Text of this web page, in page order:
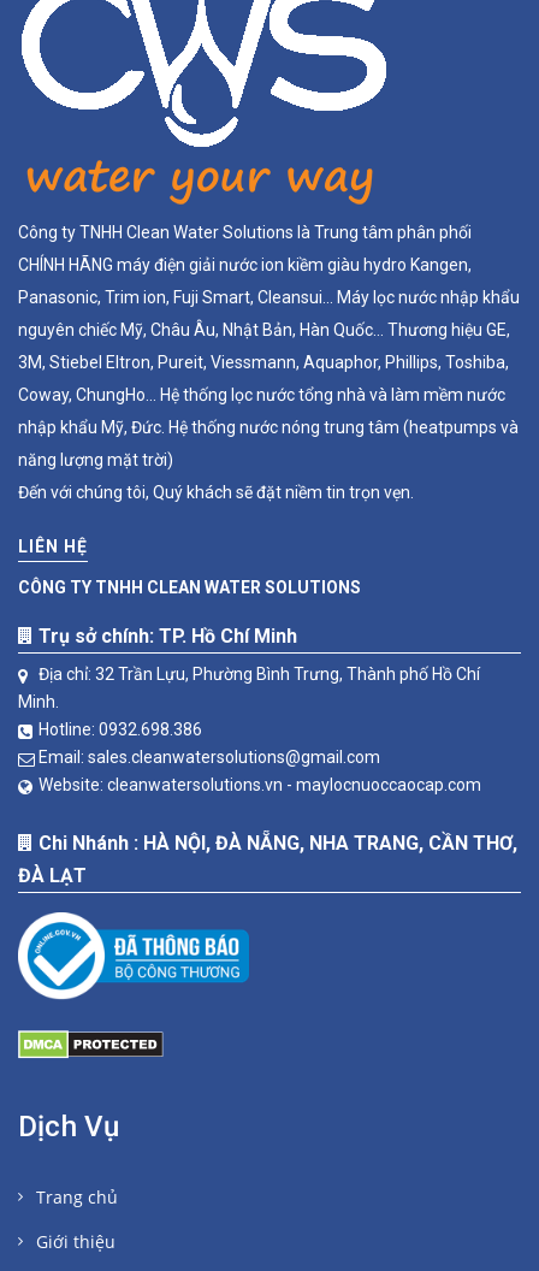
Công ty TNHH Clean Water Solutions là Trung tâm phân phối
CHÍNH HÃNG máy điện giải nước ion kiềm giàu hydro Kangen,
Panasonic, Trim ion, Fuji Smart, Cleansui... Máy lọc nước nhập khẩu
nguyên chiếc Mỹ, Châu Âu, Nhật Bản, Hàn Quốc... Thương hiệu GE,
3M, Stiebel Eltron, Pureit, Viessmann, Aquaphor, Phillips, Toshiba,
Coway, ChungHo... Hệ thống lọc nước tổng nhà và làm mềm nước
nhập khẩu Mỹ, Đức. Hệ thống nước nóng trung tâm (heatpumps và
năng lượng mặt trời)
Đến với chúng tôi, Quý khách sẽ đặt niềm tin trọn vẹn.
LIÊN HỆ
CÔNG TY TNHH CLEAN WATER SOLUTIONS
Trụ sở chính: TP. Hồ Chí Minh
Địa chỉ: 32 Trần Lựu, Phường Bình Trưng, Thành phố Hồ Chí
Minh.
Hotline: 0932.698.386
Email: sales.cleanwatersolutions@gmail.com
Website: cleanwatersolutions.vn - maylocnuoccaocap.com
Chi Nhánh : HÀ NỘI, ĐÀ NẴNG, NHA TRANG, CẦN THƠ,
ĐÀ LẠT
Dịch Vụ
Trang chủ
Giới thiệu